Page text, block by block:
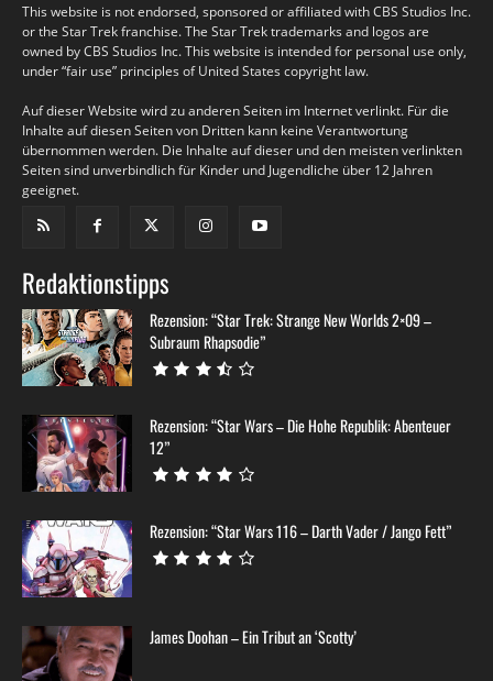
This website is not endorsed, sponsored or affiliated with CBS Studios Inc.
or the Star Trek franchise. The Star Trek trademarks and logos are
owned by CBS Studios Inc. This website is intended for personal use only,
under “fair use” principles of United States copyright law.
Auf dieser Website wird zu anderen Seiten im Internet verlinkt. Für die
Inhalte auf diesen Seiten von Dritten kann keine Verantwortung
übernommen werden. Die Inhalte auf dieser und den meisten verlinkten
Seiten sind unverbindlich für Kinder und Jugendliche über 12 Jahren
geeignet.
Redaktionstipps
Rezension: “Star Trek: Strange New Worlds 2×09 –
Subraum Rhapsodie”
Rezension: “Star Wars – Die Hohe Republik: Abenteuer
12”
Rezension: “Star Wars 116 – Darth Vader / Jango Fett”
James Doohan – Ein Tribut an ‘Scotty’